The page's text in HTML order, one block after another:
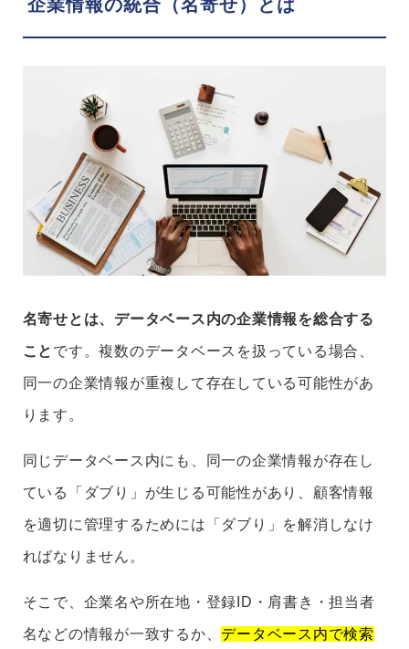
企業情報の統合（名寄せ）とは
名寄せとは、データベース内の企業情報を総合する
こと です。複数のデータベースを扱っている場合、
同一の企業情報が重複して存在している可能性があ
ります。
同じデータベース内にも、同一の企業情報が存在し
ている「ダブり」が生じる可能性があり、顧客情報
を適切に管理するためには「ダブり」を解消しなけ
ればなりません。
そこで、企業名や所在地・登録ID・肩書き・担当者
名などの情報が一致するか、 データベース内で検索